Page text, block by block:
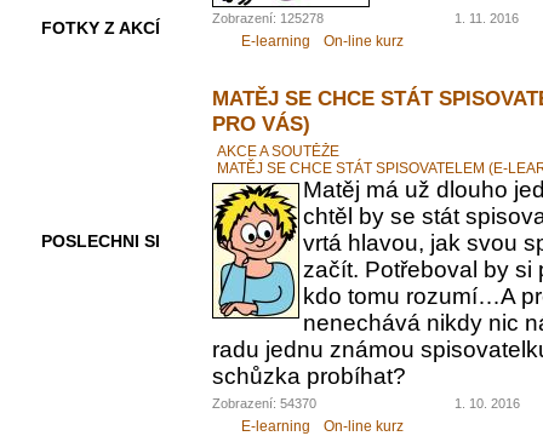
FOTKY Z AKCÍ
POSLECHNI SI
Zobrazení: 125278 1. 11. 2016
E-learning On-line kurz
MATĚJ SE CHCE STÁT
PRO VÁS)
AKCE A SOUTĚŽE
MATĚJ SE CHCE STÁT SPISOVATELEM (E-
Matěj má už dlouho
chtěl by se stát
vrtá hlavou, jak svou
začít. Potřeboval by si
kdo tomu rozumí…A
nenechává nikdy nic
radu jednu známou
schůzka probíhat?
Zobrazení: 54370 1. 10. 2016
E-learning On-line kurz